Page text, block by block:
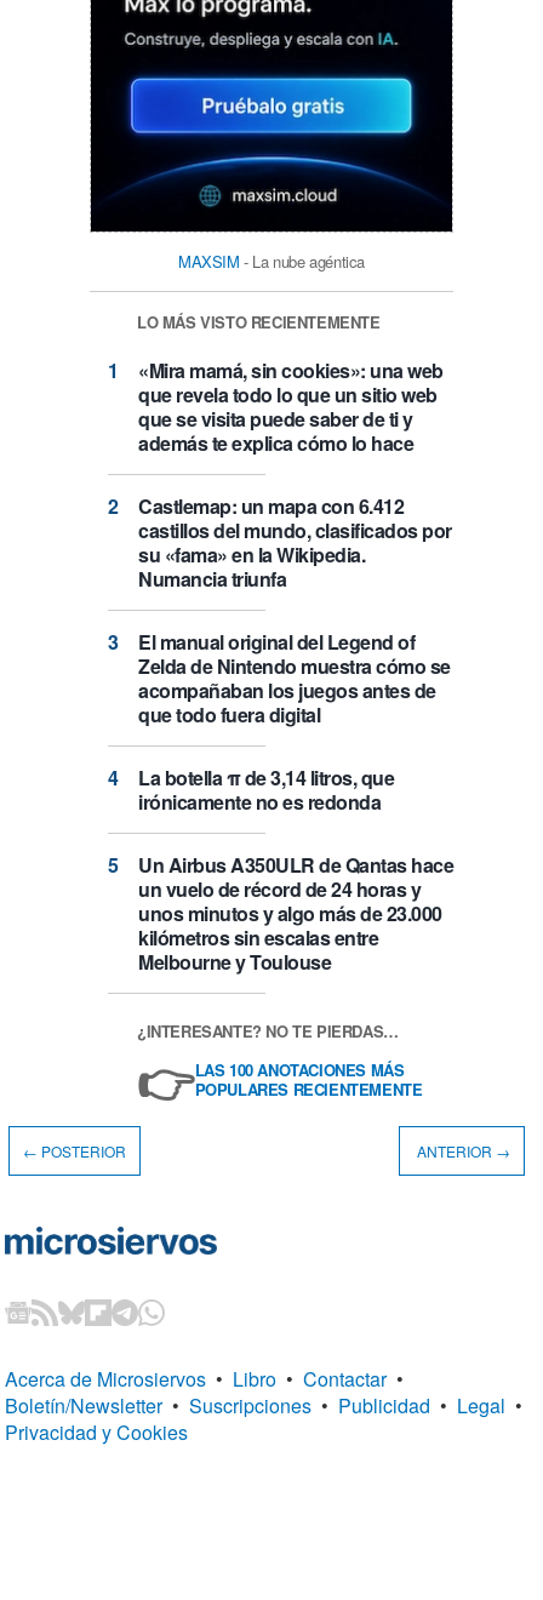
MAXSIM - La nube agéntica
LO MÁS VISTO RECIENTEMENTE
«Mira mamá, sin cookies»: una web
que revela todo lo que un sitio web
que se visita puede saber de ti y
además te explica cómo lo hace
Castlemap: un mapa con 6.412
castillos del mundo, clasificados por
su «fama» en la Wikipedia.
Numancia triunfa
El manual original del Legend of
Zelda de Nintendo muestra cómo se
acompañaban los juegos antes de
que todo fuera digital
La botella π de 3,14 litros, que
irónicamente no es redonda
Un Airbus A350ULR de Qantas hace
un vuelo de récord de 24 horas y
unos minutos y algo más de 23.000
kilómetros sin escalas entre
Melbourne y Toulouse
¿INTERESANTE? NO TE PIERDAS…
👉LAS 100 ANOTACIONES MÁS
POPULARES RECIENTEMENTE
← POSTERIOR ANTERIOR →
Acerca de Microsiervos • Libro • Contactar •
Boletín/Newsletter • Suscripciones • Publicidad • Legal •
Privacidad y Cookies